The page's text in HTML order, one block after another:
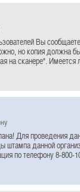
Вы
но копия должна
на сканере". Имеется
Для проведения
штампа данной
по телефону 8-800-